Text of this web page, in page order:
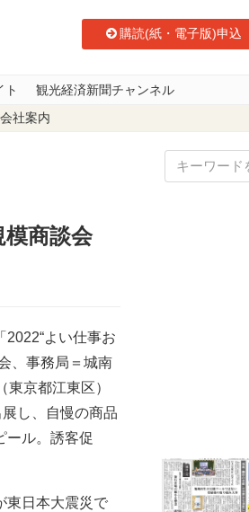
購読(紙・電子版)申込
ト 観光経済新聞チャンネル
会社案内
商談会
よい仕事お
、事務局＝城南
京都江東区）
し、自慢の商品
ール。誘客促
東日本大震災で